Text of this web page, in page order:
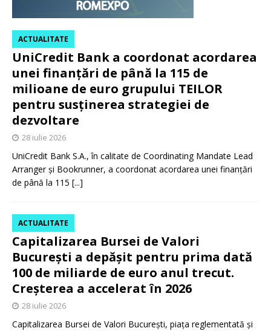
UniCredit Bank a coordonat acordarea
unei finanțări de până la 115 de
milioane de euro grupului TEILOR
pentru susținerea strategiei de
dezvoltare
ACTUALITATE
28 iulie 2026
UniCredit Bank S.A., în calitate de Coordinating Mandate Lead
Arranger și Bookrunner, a coordonat acordarea unei finanțări
de până la 115 [...]
Capitalizarea Bursei de Valori
București a depășit pentru prima dată
100 de miliarde de euro anul trecut.
Creșterea a accelerat în 2026
ACTUALITATE
28 iulie 2026
Capitalizarea Bursei de Valori București, piața reglementată și